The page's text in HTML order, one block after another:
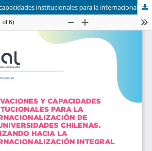
Motivaciones y capacidades institucionales para la internacionalización de las universidades chilenas